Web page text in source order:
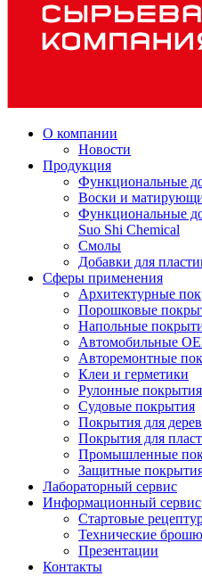
О компании
Новости
Продукция
Функциональные
Воски и
Функциональные
Suo Shi Chemical
Смолы
Добавки для
Сферы применения
Архитектурные
Порошковые
Напольные
Автомобильные
Авторемонтные
Клеи и герметики
Рулонные
Судовые покрытия
Покрытия для
Покрытия для
Промышленные
Защитные
Лабораторный сервис
Информационный сервис
Стартовые
Технические
Презентации
Контакты